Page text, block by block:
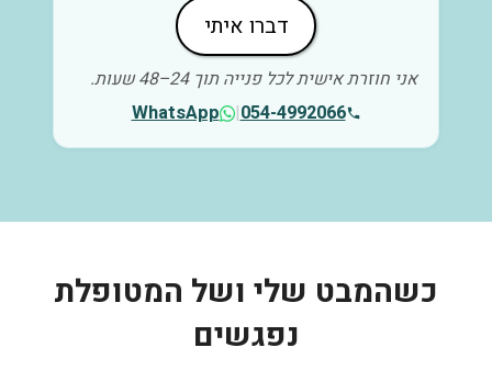
דברו איתי
אני חוזרת אישית לכל פנייה תוך 24–48 שעות.
054-4992066
|
WhatsApp
כשהמבט שלי ושל המטופלת
נפגשים